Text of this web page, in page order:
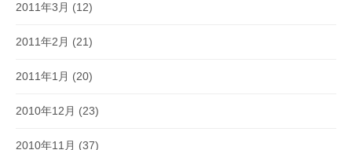
2011年3月 (12)
2011年2月 (21)
2011年1月 (20)
2010年12月 (23)
2010年11月 (37)